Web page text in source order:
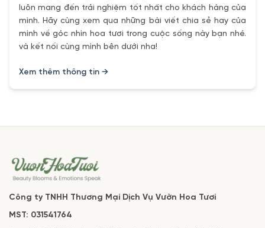
luôn mang đến trải nghiệm tốt nhất cho khách hàng của
mình. Hãy cùng xem qua những bài viết chia sẻ hay của
mình về góc nhìn hoa tươi trong cuộc sống này bạn nhé.
và kết nối cùng mình bên dưới nha!
Xem thêm thông tin →
Công ty TNHH Thương Mại Dịch Vụ Vườn Hoa Tươi
MST: 031541764